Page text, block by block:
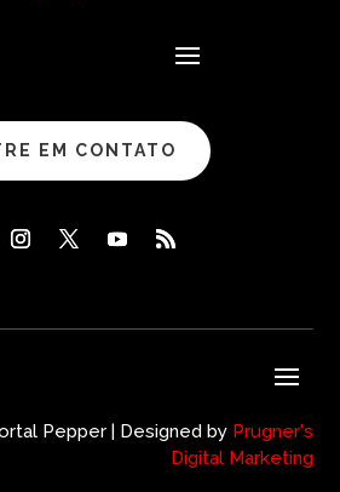
EM CONTATO
Pepper | Designed by Prugner's
Digital Marketing